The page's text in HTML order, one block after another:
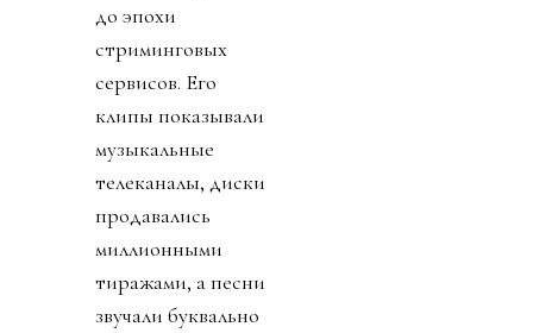
до эпохи
стриминговых
сервисов. Его
клипы показывали
музыкальные
телеканалы, диски
продавались
миллионными
тиражами, а песни
звучали буквально